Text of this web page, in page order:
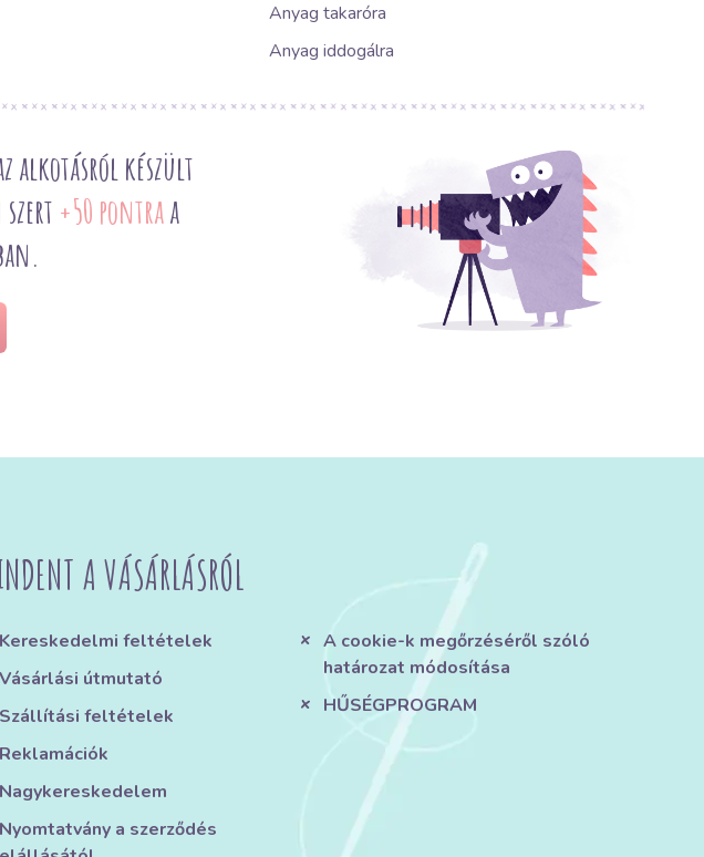
Anyag takaróra
Anyag iddogálra
az alkotásról készült
+50 pontraa
A VÁSÁRLÁSRÓL
Kereskedelmi feltételek
Vásárlási útmutató
Szállítási feltételek
Reklamációk
Nagykereskedelem
Nyomtatvány a szerződés
A cookie-k megőrzéséről szóló
határozat módosítása
HŰSÉGPROGRAM